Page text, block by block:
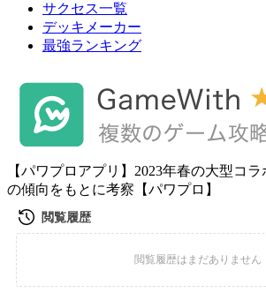
サクセス一覧
デッキメーカー
最強ランキング
【パワプロアプリ】2023年春の大型コ
の傾向をもとに考察【パワプロ】